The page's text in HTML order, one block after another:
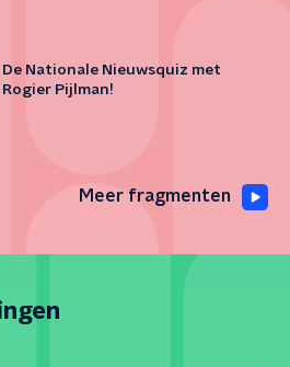
De Nationale Nieuwsquiz met
Rogier Pijlman!
Meer fragmenten